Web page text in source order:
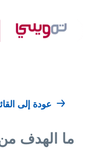
عودة إلى
ما الهدف